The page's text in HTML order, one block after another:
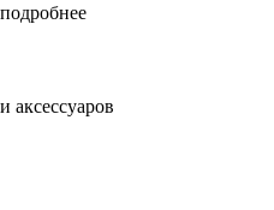
аксессуаров